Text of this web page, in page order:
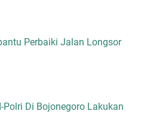
Perbaiki Jalan Longsor
Polri Di Bojonegoro Lakukan